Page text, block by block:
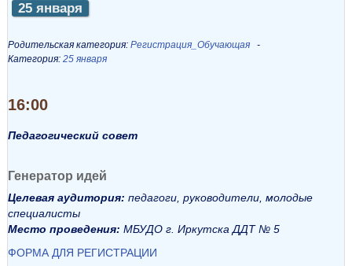
25 января
Родительская категория: Регистрация_Обучающая
Категория: 25 января
16:00
Педагогический совет
Генератор идей
Целевая аудитория: педагоги, руководители, молодые
специалисты
Место проведения: МБУДО г. Иркутска ДДТ № 5
ФОРМА ДЛЯ РЕГИСТРАЦИИ